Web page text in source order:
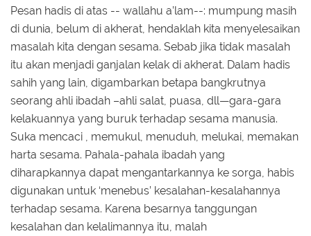
Pesan hadis di atas -- wallahu a’lam--: mumpung masih
di dunia, belum di akherat, hendaklah kita menyelesaikan
masalah kita dengan sesama. Sebab jika tidak masalah
itu akan menjadi ganjalan kelak di akherat. Dalam hadis
sahih yang lain, digambarkan betapa bangkrutnya
seorang ahli ibadah –ahli salat, puasa, dll—gara-gara
kelakuannya yang buruk terhadap sesama manusia.
Suka mencaci , memukul, menuduh, melukai, memakan
harta sesama. Pahala-pahala ibadah yang
diharapkannya dapat mengantarkannya ke sorga, habis
digunakan untuk ‘menebus’ kesalahan-kesalahannya
terhadap sesama. Karena besarnya tanggungan
kesalahan dan kelalimannya itu, malah